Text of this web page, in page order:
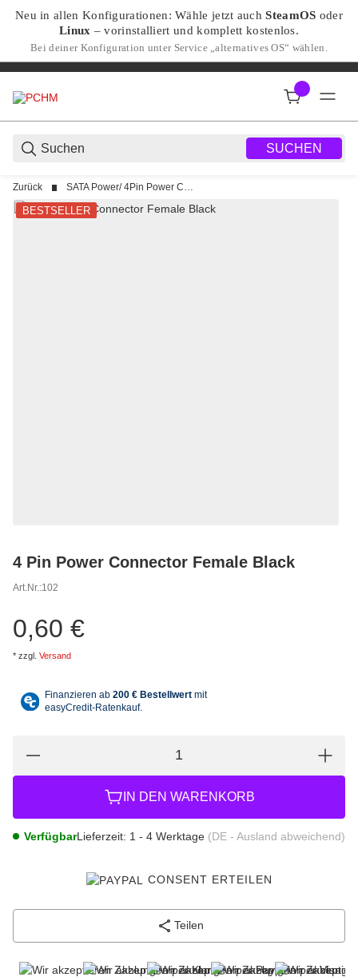
Neu in allen Konfigurationen: Wähle jetzt auchSteamOS oder
Linux – vorinstalliert und komplett kostenlos.
Bei deiner Konfiguration unter Service „alternatives OS“ wählen.
SUCHEN
Zurück SATA Power/ 4Pin Power Connectoren
BESTSELLER
4 Pin Power Connector Female Black
Art.Nr.:102
0,60 €
* zzgl. Versand
IN DEN WARENKORB
VerfügbarLieferzeit: 1 - 4 Werktage (DE - Ausland abweichend)
CONSENT ERTEILEN
Teilen